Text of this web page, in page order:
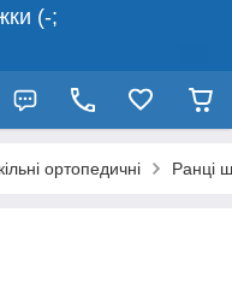
(-;
ортопедичні Ранці